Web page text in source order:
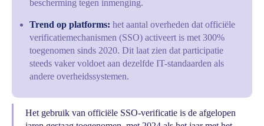
bescherming tegen inmenging.
Trend op platforms: het aantal overheden dat officiële
verificatiemechanismen (SSO) activeert is met 300%
toegenomen sinds 2020. Dit laat zien dat participatie
steeds vaker voldoet aan dezelfde IT-standaarden als
andere overheidssystemen.
Het gebruik van officiële SSO-verificatie is de afgelopen